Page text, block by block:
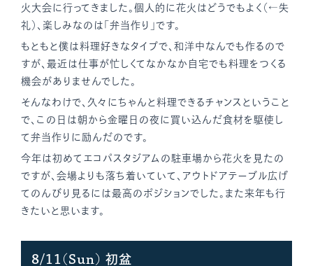
火大会に行ってきました。個人的に花火はどうでもよく（←失
礼）、楽しみなのは「弁当作り」です。
もともと僕は料理好きなタイプで、和洋中なんでも作るので
すが、最近は仕事が忙しくてなかなか自宅でも料理をつくる
機会がありませんでした。
そんなわけで、久々にちゃんと料理できるチャンスということ
で、この日は朝から金曜日の夜に買い込んだ食材を駆使し
て弁当作りに励んだのです。
今年は初めてエコパスタジアムの駐車場から花火を見たの
ですが、会場よりも落ち着いていて、アウトドアテーブル広げ
てのんびり見るには最高のポジションでした。また来年も行
きたいと思います。
8/11(Sun) 初盆